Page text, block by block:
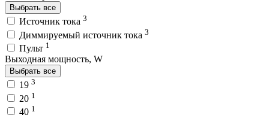
Выбрать все
Источник тока 3
Диммируемый источник тока 3
Пульт 1
Выходная мощность, W
Выбрать все
19 3
20 1
40 1